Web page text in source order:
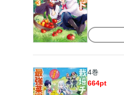
4巻
664pt